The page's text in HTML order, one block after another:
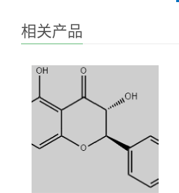
相关产品